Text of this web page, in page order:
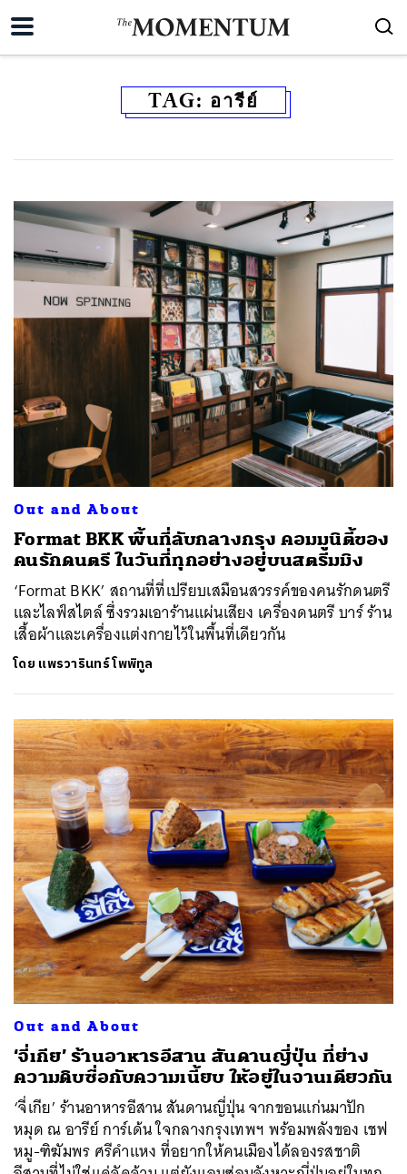
TAG: อารีย์
Out and About
Format BKK พื้นที่ลับกลางกรุง คอมมูนิตี้ของ
คนรักดนตรี ในวันที่ทุกอย่างอยู่บนสตรีมมิง
‘Format BKK’ สถานที่ที่เปรียบเสมือนสวรรค์ของคนรักดนตรี
และไลฟ์สไตล์ ซึ่งรวมเอาร้านแผ่นเสียง เครื่องดนตรี บาร์ ร้าน
เสื้อผ้าและเครื่องแต่งกายไว้ในพื้นที่เดียวกัน
โดย แพรวารินทร์ โพพิทูล
Out and About
‘จี่เกีย’ ร้านอาหารอีสาน สันดานญี่ปุ่น ที่ย่าง
ความดิบซื่อกับความเนี้ยบ ให้อยู่ในจานเดียวกัน
‘จี่เกีย’ ร้านอาหารอีสาน สันดานญี่ปุ่น จากขอนแก่นมาปัก
หมุด ณ อารีย์ การ์เด้น ใจกลางกรุงเทพฯ พร้อมพลังของ เชฟ
หมู-ฑิฆัมพร ศรีคำแหง ที่อยากให้คนเมืองได้ลองรสชาติ